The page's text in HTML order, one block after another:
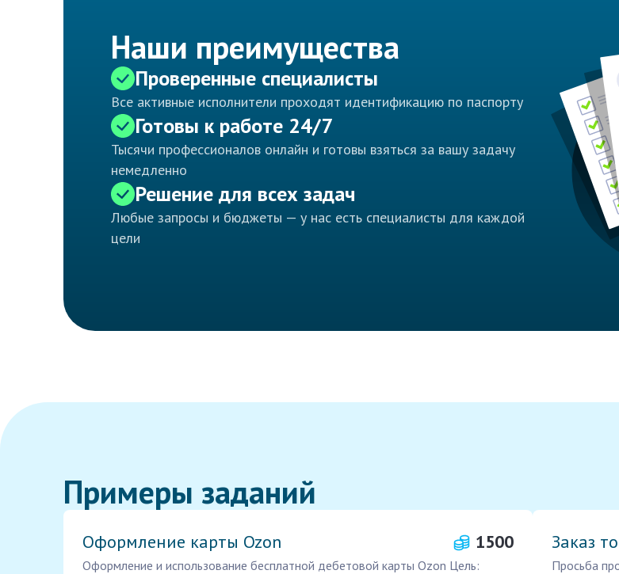
Наши преимущества
Проверенные специалисты
Все активные исполнители проходят идентификацию по паспорту
Готовы к работе 24/7
Тысячи профессионалов онлайн и готовы взяться за вашу задачу
немедленно
Решение для всех задач
Любые запросы и бюджеты — у нас есть специалисты для каждой
цели
Примеры заданий
Оформление карты Ozon 1500
Оформление и использование бесплатной дебетовой карты Ozon Цель:
Заказ
Просьба